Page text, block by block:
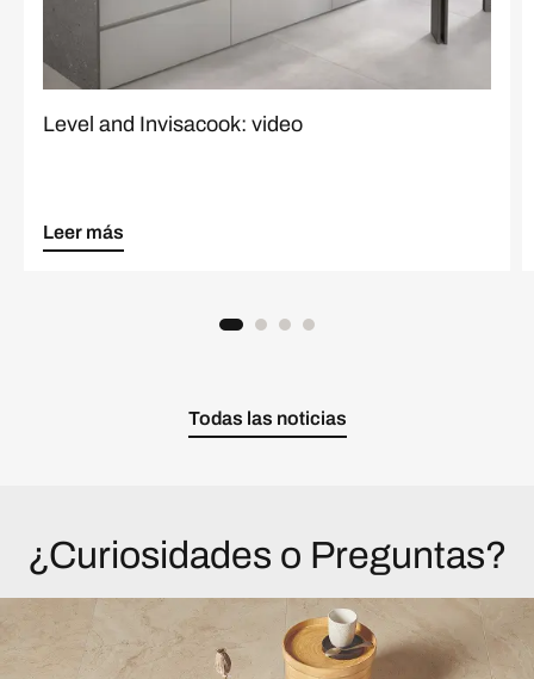
Level and Invisacook: video
Leer más
Todas las noticias
¿Curiosidades o Preguntas?